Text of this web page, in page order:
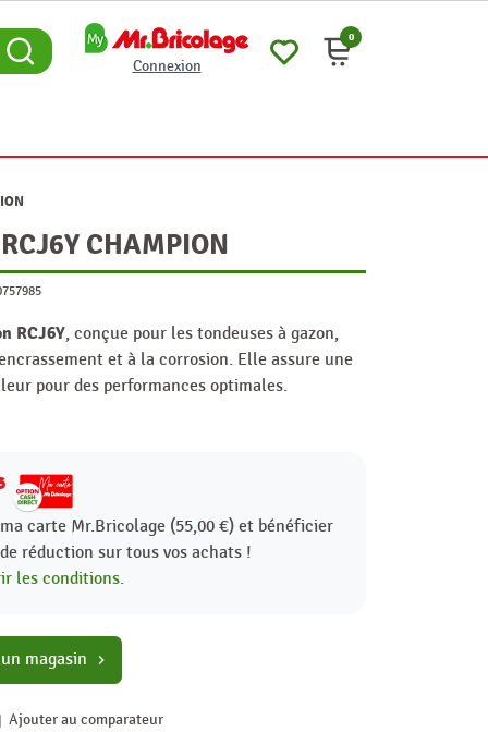
Connexion
0
CHAMPION
RCJ6Y, conçue pour les tondeuses à gazon,
et à la corrosion. Elle assure une
pour des performances optimales.
carte Mr.Bricolage (55,00 €) et bénéficier
de réduction sur tous vos achats !
les conditions.
magasin chevron_right
Ajouter au comparateur